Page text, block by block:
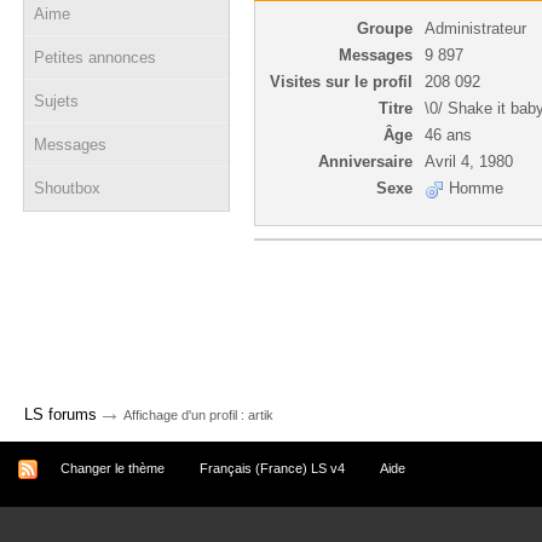
Aime
Petites annonces
Sujets
Messages
Shoutbox
Groupe
Administrateur
Messages
9 897
Visites sur le profil
208 092
Titre
\0/ Shake it
Âge
46 ans
Anniversaire
Avril 4, 1980
Sexe
Homme
LS forums → Affichage d'un profil : artik
Changer le thème Français (France) LS v4 Aide